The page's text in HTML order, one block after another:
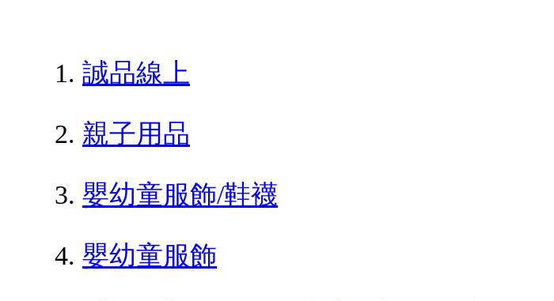
誠品線上
親子用品
嬰幼童服飾/鞋襪
嬰幼童服飾